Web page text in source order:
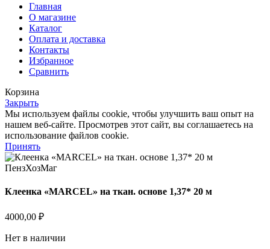
Главная
О магазине
Каталог
Оплата и доставка
Контакты
Избранное
Сравнить
Корзина
Закрыть
Мы используем файлы cookie, чтобы улучшить ваш опыт на
нашем веб-сайте. Просмотрев этот сайт, вы соглашаетесь на
использование файлов cookie.
Принять
Клеенка «MARCEL» на ткан. основе 1,37* 20 м
4000,00 ₽
Нет в наличии